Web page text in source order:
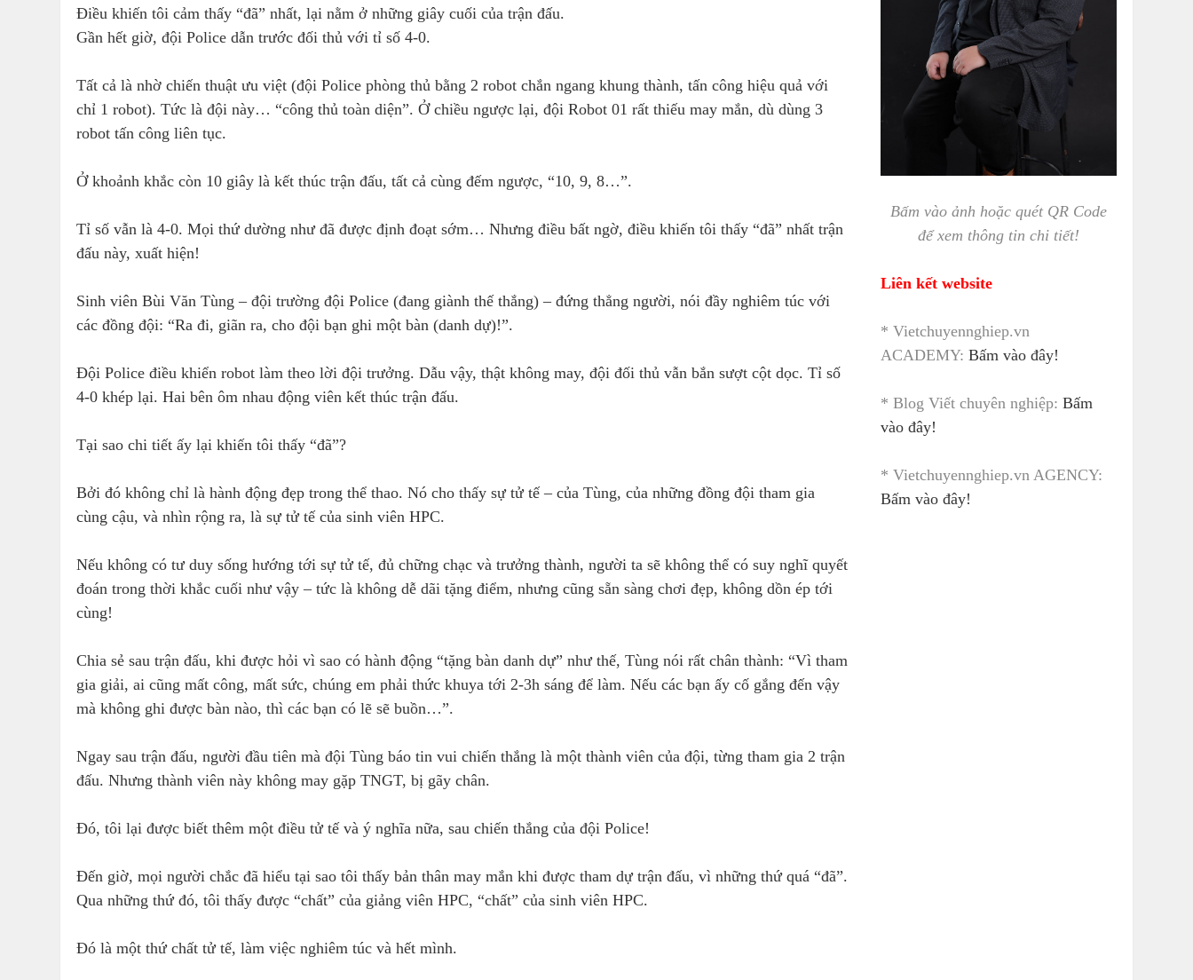
Điều khiến tôi cảm thấy “đã” nhất, lại nằm ở những giây cuối của trận đấu.
Gần hết giờ, đội Police dẫn trước đối thủ với tỉ số 4-0.
Tất cả là nhờ chiến thuật ưu việt (đội Police phòng thủ bằng 2 robot chắn ngang khung thành, tấn công hiệu quả với
chỉ 1 robot). Tức là đội này… “công thủ toàn diện”. Ở chiều ngược lại, đội Robot 01 rất thiếu may mắn, dù dùng 3
robot tấn công liên tục.
Ở khoảnh khắc còn 10 giây là kết thúc trận đấu, tất cả cùng đếm ngược, “10, 9, 8…”.
Tỉ số vẫn là 4-0. Mọi thứ dường như đã được định đoạt sớm… Nhưng điều bất ngờ, điều khiến tôi thấy “đã” nhất trận
đấu này, xuất hiện!
Sinh viên Bùi Văn Tùng – đội trường đội Police (đang giành thế thắng) – đứng thẳng người, nói đầy nghiêm túc với
các đồng đội: “Ra đi, giãn ra, cho đội bạn ghi một bàn (danh dự)!”.
Đội Police điều khiển robot làm theo lời đội trưởng. Dẫu vậy, thật không may, đội đối thủ vẫn bắn sượt cột dọc. Tỉ số
4-0 khép lại. Hai bên ôm nhau động viên kết thúc trận đấu.
Tại sao chi tiết ấy lại khiến tôi thấy “đã”?
Bởi đó không chỉ là hành động đẹp trong thể thao. Nó cho thấy sự tử tế – của Tùng, của những đồng đội tham gia
cùng cậu, và nhìn rộng ra, là sự tử tế của sinh viên HPC.
Nếu không có tư duy sống hướng tới sự tử tế, đủ chững chạc và trưởng thành, người ta sẽ không thể có suy nghĩ quyết
đoán trong thời khắc cuối như vậy – tức là không dễ dãi tặng điểm, nhưng cũng sẵn sàng chơi đẹp, không dồn ép tới
cùng!
Chia sẻ sau trận đấu, khi được hỏi vì sao có hành động “tặng bàn danh dự” như thế, Tùng nói rất chân thành: “Vì tham
gia giải, ai cũng mất công, mất sức, chúng em phải thức khuya tới 2-3h sáng để làm. Nếu các bạn ấy cố gắng đến vậy
mà không ghi được bàn nào, thì các bạn có lẽ sẽ buồn…”.
Ngay sau trận đấu, người đầu tiên mà đội Tùng báo tin vui chiến thắng là một thành viên của đội, từng tham gia 2 trận
đấu. Nhưng thành viên này không may gặp TNGT, bị gãy chân.
Đó, tôi lại được biết thêm một điều tử tế và ý nghĩa nữa, sau chiến thắng của đội Police!
Đến giờ, mọi người chắc đã hiểu tại sao tôi thấy bản thân may mắn khi được tham dự trận đấu, vì những thứ quá “đã”.
Qua những thứ đó, tôi thấy được “chất” của giảng viên HPC, “chất” của sinh viên HPC.
Đó là một thứ chất tử tế, làm việc nghiêm túc và hết mình.
Bấm vào ảnh hoặc quét QR Code
để xem thông tin chi tiết!
Liên kết website
* Vietchuyennghiep.vn
ACADEMY: Bấm vào đây!
* Blog Viết chuyên nghiệp: Bấm
vào đây!
* Vietchuyennghiep.vn AGENCY:
Bấm vào đây!